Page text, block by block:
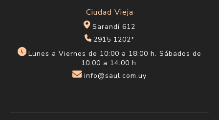
Ciudad Vieja
Sarandí 612
2915 1202*
Lunes a Viernes de 10:00 a 18:00 h. Sábados de
10:00 a 14:00 h.
info@saul.com.uy